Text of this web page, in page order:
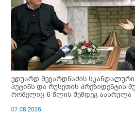
ედუარდ შევარდნაძის სკანდალური
პუტინს და რუსეთის პრეზიდენტის
რომელიც 6 წლის შემდეგ აასრულა
07.08.2026